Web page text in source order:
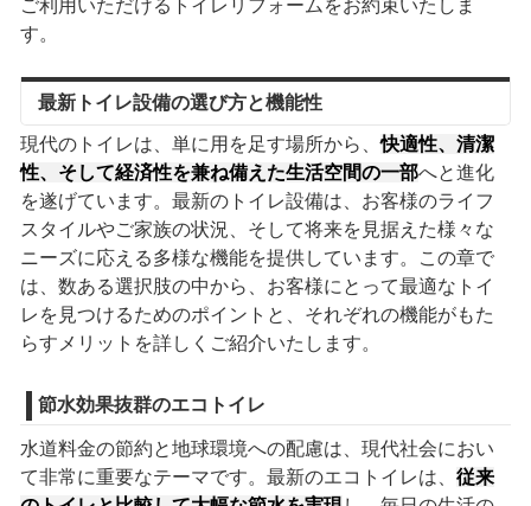
ご利用いただけるトイレリフォームをお約束いたしま
す。
最新トイレ設備の選び方と機能性
現代のトイレは、単に用を足す場所から、快適性、清潔
性、そして経済性を兼ね備えた生活空間の一部へと進化
を遂げています。最新のトイレ設備は、お客様のライフ
スタイルやご家族の状況、そして将来を見据えた様々な
ニーズに応える多様な機能を提供しています。この章で
は、数ある選択肢の中から、お客様にとって最適なトイ
レを見つけるためのポイントと、それぞれの機能がもた
らすメリットを詳しくご紹介いたします。
節水効果抜群のエコトイレ
水道料金の節約と地球環境への配慮は、現代社会におい
て非常に重要なテーマです。最新のエコトイレは、 従来